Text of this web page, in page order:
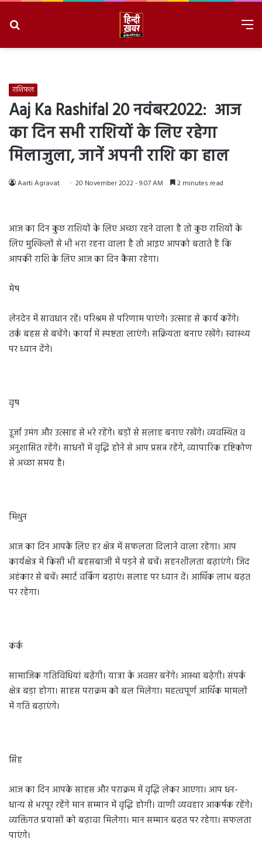
राशिफल
Aaj Ka Rashifal 20 नवंबर2022: आज
का दिन सभी राशियों के लिए रहेगा
मिलाजुला, जानें अपनी राशि का हाल
Aarti Agravat 20 November 2022 - 9:07 AM 2 minutes read
आज का दिन कुछ राशियों के लिए अच्छा रहने वाला है तो कुछ राशियों के
लिए मुश्किलों से भी भरा रहना वाला है तो आइए आपको बताते हैं कि
आपकी राशि के लिए आज का दिन कैसा रहेगा।
मेष
लेनदेन में सावधान रहें। परिश्रम से परिणाम पाएंगे। उत्साह से कार्य करेंगे।
तर्क बहस से बचेंगे। कार्यां में स्पष्टता लाएंगे। सक्रियता बनाए रखेंगे। स्वास्थ्य
पर ध्यान देंगे।
वृष
उूर्जा उमंग और उत्साह से भरे रहेंगे। बड़ों से सलाह बनाए रखेंगे। व्यवस्थित व
अनुशासित रहेंगे। साधनों में वृद्धि होने से आप प्रसन्न रहेंगे, व्यापारिक दृष्टिकोण
से अच्छा समय है।
मिथुन
आज का दिन आपके लिए हर क्षेत्र में सफलता दिलाने वाला रहेगा। आप
कार्यक्षेत्र में किसी भी बहसबाजी में पड़ने से बचें। सहनशीलता बढ़ाएंगे। जिद
अहंकार से बचें। स्मार्ट वर्किंग बढ़ाएं। सलाह पर ध्यान दें। आर्थिक लाभ बढ़त
पर रहेगा।
कर्क
सामाजिक गतिविधियां बढ़ेंगी। यात्रा के अवसर बनेंगे। आस्था बढ़ेगी। संपर्क
क्षेत्र बड़ा होगा। साहस पराक्रम को बल मिलेगा। महत्वपूर्ण आर्थिक मामलों
में गति बढ़ाएंगे।
सिंह
आज का दिन आपके साहस और पराक्रम में वृद्धि लेकर आएगा। आप धन-
धान्य से भरपूर रहेंगे मान सम्मान में वृद्धि होगी। वाणी व्यवहार आकर्षक रहेंगे।
व्यक्तिगत प्रयासों को बढ़ावा मिलेगा। मान सम्मान बढ़त पर रहेगा। सफलता
पाएंगे।